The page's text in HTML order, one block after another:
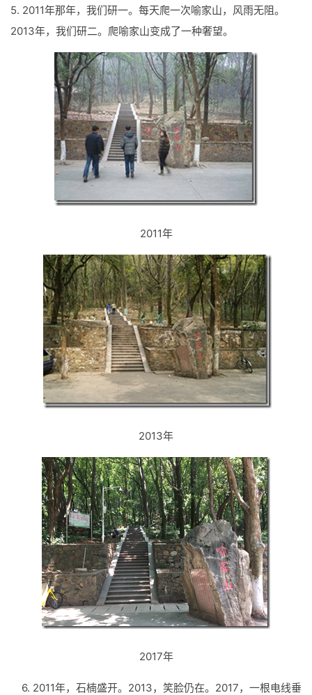
5. 2011年那年，我们研一。每天爬一次喻家山，风雨无阻。
2013年，我们研二。爬喻家山变成了一种奢望。
2011年
2013年
2017年
6. 2011年，石楠盛开。2013，笑脸仍在。2017，一根电线垂